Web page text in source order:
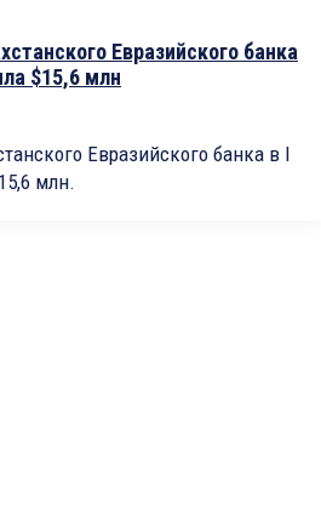
Евразийского банка
$15,6 млн
Евразийского банка в I
млн.